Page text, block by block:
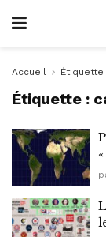
Accueil Étiquette
Étiquette :